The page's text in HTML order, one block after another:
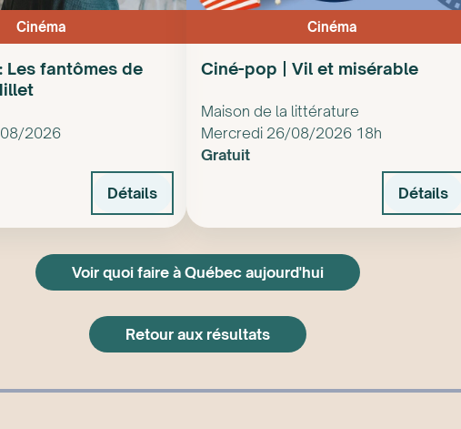
Cinéma
Les fantômes de
2026
Détails
Cinéma
Ciné-pop | Vil et misérable
Maison de la littérature
Mercredi 26/08/2026 18h
Gratuit
Détails
Voir quoi faire à Québec aujourd'hui
Retour aux résultats